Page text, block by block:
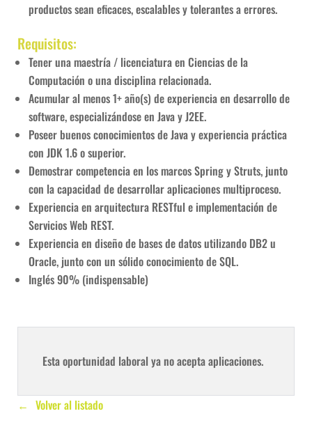
productos sean eficaces, escalables y tolerantes a errores.
Requisitos:
Tener una maestría / licenciatura en Ciencias de la
Computación o una disciplina relacionada.
Acumular al menos 1+ año(s) de experiencia en desarrollo de
software, especializándose en Java y J2EE.
Poseer buenos conocimientos de Java y experiencia práctica
con JDK 1.6 o superior.
Demostrar competencia en los marcos Spring y Struts, junto
con la capacidad de desarrollar aplicaciones multiproceso.
Experiencia en arquitectura RESTful e implementación de
Servicios Web REST.
Experiencia en diseño de bases de datos utilizando DB2 u
Oracle, junto con un sólido conocimiento de SQL.
Inglés 90% (indispensable)
Esta oportunidad laboral ya no acepta aplicaciones.
Volver al listado